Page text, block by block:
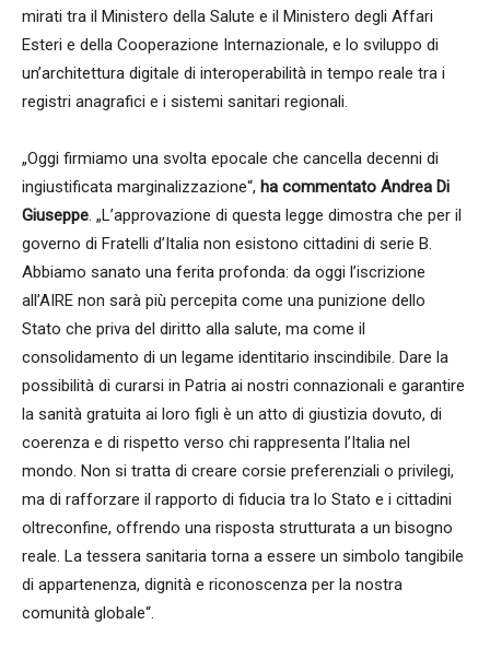
mirati tra il Ministero della Salute e il Ministero degli Affari
Esteri e della Cooperazione Internazionale, e lo sviluppo di
un’architettura digitale di interoperabilità in tempo reale tra i
registri anagrafici e i sistemi sanitari regionali.
„Oggi firmiamo una svolta epocale che cancella decenni di
ingiustificata marginalizzazione“, ha commentato Andrea Di
Giuseppe. „L’approvazione di questa legge dimostra che per il
governo di Fratelli d’Italia non esistono cittadini di serie B.
Abbiamo sanato una ferita profonda: da oggi l’iscrizione
all’AIRE non sarà più percepita come una punizione dello
Stato che priva del diritto alla salute, ma come il
consolidamento di un legame identitario inscindibile. Dare la
possibilità di curarsi in Patria ai nostri connazionali e garantire
la sanità gratuita ai loro figli è un atto di giustizia dovuto, di
coerenza e di rispetto verso chi rappresenta l’Italia nel
mondo. Non si tratta di creare corsie preferenziali o privilegi,
ma di rafforzare il rapporto di fiducia tra lo Stato e i cittadini
oltreconfine, offrendo una risposta strutturata a un bisogno
reale. La tessera sanitaria torna a essere un simbolo tangibile
di appartenenza, dignità e riconoscenza per la nostra
comunità globale“.